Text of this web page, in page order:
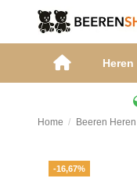
Heren
Home Beeren
-16,67%